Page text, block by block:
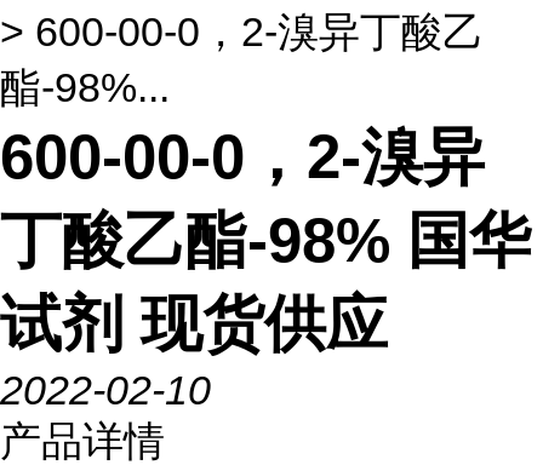
> 600-00-0，2-溴异丁酸乙
酯-98%...
600-00-0，2-溴异
丁酸乙酯-98% 国华
试剂 现货供应
2022-02-10
产品详情